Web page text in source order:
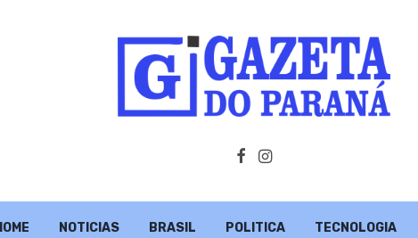
NOTICIAS BRASIL POLITICA TECNOLOGIA